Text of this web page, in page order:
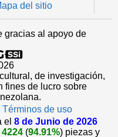
del sitio
gracias al apoyo de
de investigación,
fines de lucro sobre
Términos de uso
el 8 de Junio de 2026
4224(94.91%) piezas y